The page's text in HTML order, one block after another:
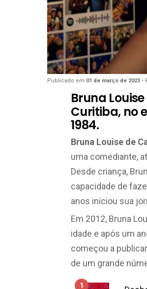
Publicado em 01 de março de 2023 •
Bruna
Curitiba, no
1984.
Bruna Louise de
uma comediante,
Desde criança,
capacidade de
anos iniciou sua
Em 2012, Bruna
idade e após um
começou a
de um grande
1